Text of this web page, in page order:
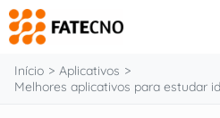
o
conteúdo
Início
Aplicativos
Melhores aplicativos para estudar